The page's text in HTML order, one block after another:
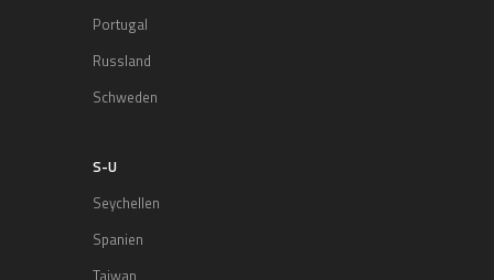
Portugal
Russland
Schweden
S-U
Seychellen
Spanien
Taiwan